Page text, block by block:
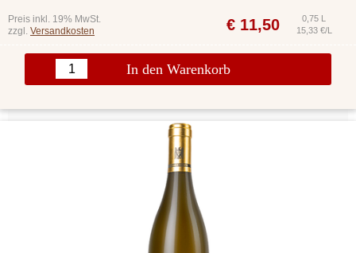
Preis inkl. 19% MwSt.
zzgl. Versandkosten € 11,50
0,75 L
15,33 €/L
In den Warenkorb